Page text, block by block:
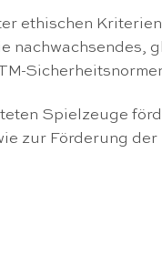
ethischen
nachwachsendes,
Spielzeuge
zur Förderung der